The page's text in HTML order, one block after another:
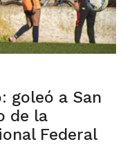
goleó a San
de la
Federal